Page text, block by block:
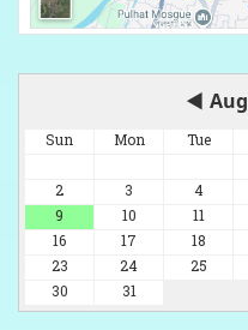
◀
Sun Mon Tue
2
3 4
9
10 11
16
17 18
23
24 25
30
31